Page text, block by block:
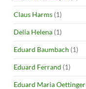
Claus Harms (1)
Delia Helena (1)
Eduard Baumbach (1)
Eduard Ferrand (1)
Eduard Maria Oettinger